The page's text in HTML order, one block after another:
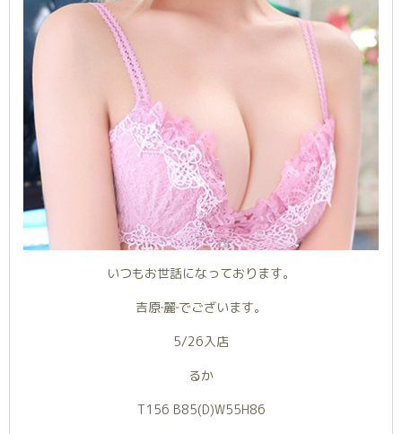
いつもお世話になっております。
吉原‐麗‐でございます。
5/26入店
るか
T156 B85(D)W55H86